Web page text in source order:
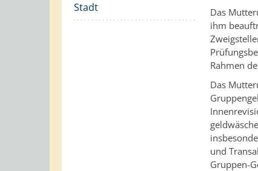
Stadt
Das
ihm
Rahmen
Das
und
Gruppen-